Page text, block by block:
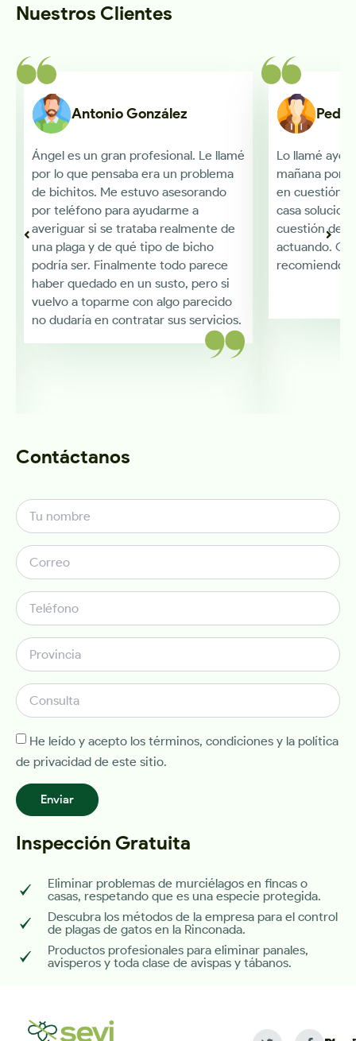
Nuestros Clientes
Antonio González
Ángel es un gran profesional. Le llamé
por lo que pensaba era un problema
de bichitos. Me estuvo asesorando
por teléfono para ayudarme a
averiguar si se trataba realmente de
una plaga y de qué tipo de bicho
podría ser. Finalmente todo parece
haber quedado en un susto, pero si
vuelvo a toparme con algo parecido
no dudaría en contratar sus servicios.
Lo llamé ayer
mañana por
en cuestión
casa
cuestión de
actuando.
recomiendo
Contáctanos
He leído y acepto los términos, condiciones y la política
de privacidad de este sitio.
Enviar
Inspección Gratuita
Eliminar problemas de murciélagos en fincas o
casas, respetando que es una especie protegida.
Descubra los métodos de la empresa para el control
de plagas de gatos en la Rinconada.
Productos profesionales para eliminar panales,
avisperos y toda clase de avispas y tábanos.